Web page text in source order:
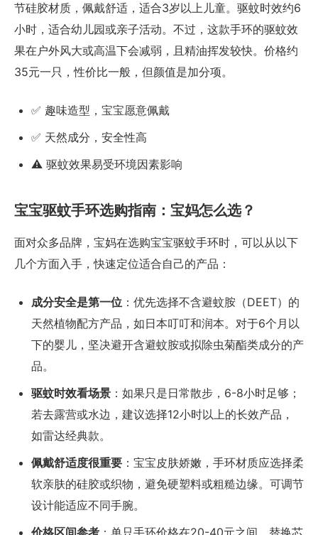
节硅胶材质，佩戴舒适，适合3岁以上儿童。驱蚊时效约6
小时，适合幼儿园或亲子活动。不过，这款手环的驱蚊效
果在户外风大或高温下会减弱，且精油挥发较快。价格约
35元一只，性价比一般，但颜值是加分项。
✅ 趣味造型，宝宝愿意佩戴
✅ 天然成分，安全性高
⚠️ 驱蚊效果易受环境因素影响
宝宝驱蚊手环选购指南：宝妈怎么选？
面对众多品牌，宝妈在选购宝宝驱蚊手环时，可以从以下
几个方面入手，快速定位适合自己的产品：
成分安全是第一位 ：优先选择不含避蚊胺（DEET）的
天然植物配方产品，如日本叮叮和润本。对于6个月以
下的婴儿，坚决避开含避蚊胺或拟除虫菊酯类成分的产
品。
驱蚊时效看场景 ：如果只是日常散步，6-8小时足够；
若去露营或水边，建议选择12小时以上的长效产品，
如雷达经典款。
佩戴舒适度很重要 ：宝宝皮肤娇嫩，手环材质应选择柔
软亲肤的硅胶或织物，避免硬塑料或粗糙边缘。可调节
设计能适应不同手腕。
价格区间参考 ：单只手环价格在20-40元之间，替换芯